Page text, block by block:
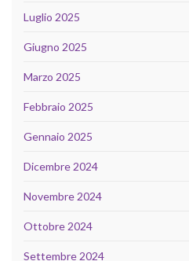
Luglio 2025
Giugno 2025
Marzo 2025
Febbraio 2025
Gennaio 2025
Dicembre 2024
Novembre 2024
Ottobre 2024
Settembre 2024